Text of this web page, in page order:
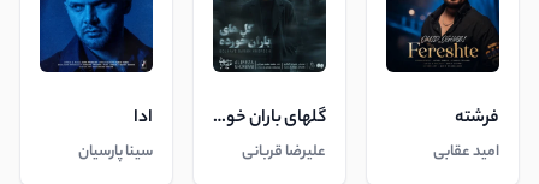
فرشته
امید عقابی
گلهای باران خورده
علیرضا قربانی
ادا
سینا پارسیان